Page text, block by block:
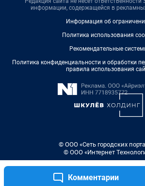
Комментарии
информации, содержащейся в
Информация об
Политика использования
Рекомендательные
Политика конфиденциальности и обработки
правила использования
© ООО «Сеть городских
© ООО «Интернет